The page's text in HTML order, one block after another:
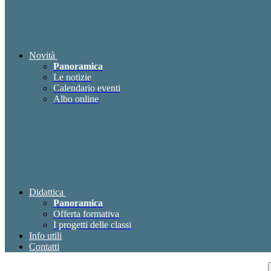
Novità
Panoramica
Le notizie
Calendario eventi
Albo online
Didattica
Panoramica
Offerta formativa
I progetti delle classi
Info utili
Contatti